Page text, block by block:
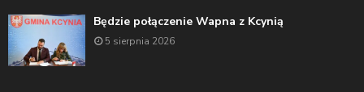
Będzie połączenie Wapna z Kcynią
5 sierpnia 2026